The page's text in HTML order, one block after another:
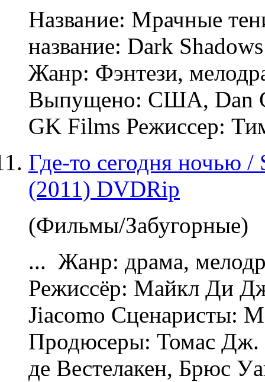
Название: Мрачные
название: Dark
Жанр: Фэнтези,
Выпущено: США, Dan
GK Films Режиссер:
Где-то сегодня ночью /
(2011) DVDRip
(Фильмы/Забугорные)
... Жанр: драма,
Режиссёр: Майкл Ди
Jiacomo Сценаристы:
Продюсеры: Томас Дж.
де Вестелакен, Брюс